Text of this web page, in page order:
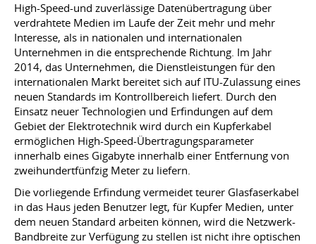
High-Speed-und zuverlässige Datenübertragung über
verdrahtete Medien im Laufe der Zeit mehr und mehr
Interesse, als in nationalen und internationalen
Unternehmen in die entsprechende Richtung. Im Jahr
2014, das Unternehmen, die Dienstleistungen für den
internationalen Markt bereitet sich auf ITU-Zulassung eines
neuen Standards im Kontrollbereich liefert. Durch den
Einsatz neuer Technologien und Erfindungen auf dem
Gebiet der Elektrotechnik wird durch ein Kupferkabel
ermöglichen High-Speed-Übertragungsparameter
innerhalb eines Gigabyte innerhalb einer Entfernung von
zweihundertfünfzig Meter zu liefern.
Die vorliegende Erfindung vermeidet teurer Glasfaserkabel
in das Haus jeden Benutzer legt, für Kupfer Medien, unter
dem neuen Standard arbeiten können, wird die Netzwerk-
Bandbreite zur Verfügung zu stellen ist nicht ihre optischen